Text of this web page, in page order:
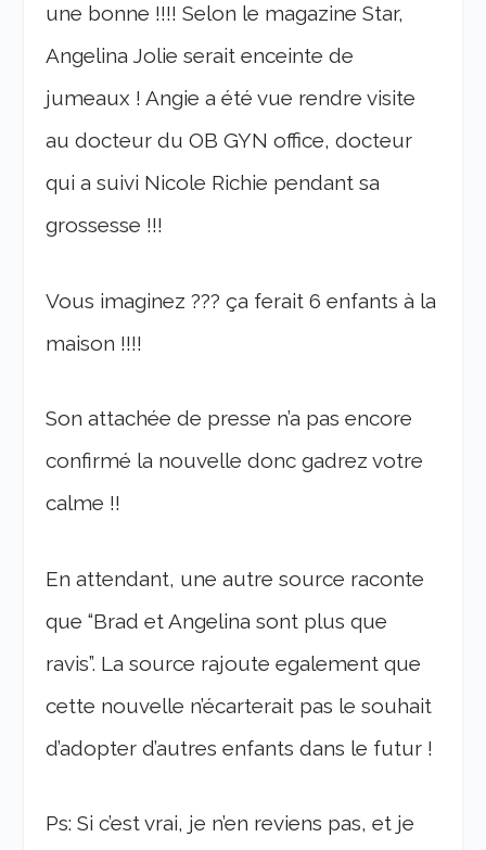
une bonne !!!! Selon le magazine Star,
Angelina Jolie serait enceinte de
jumeaux ! Angie a été vue rendre visite
au docteur du OB GYN office, docteur
qui a suivi Nicole Richie pendant sa
grossesse !!!
Vous imaginez ??? ça ferait 6 enfants à la
maison !!!!
Son attachée de presse n’a pas encore
confirmé la nouvelle donc gadrez votre
calme !!
En attendant, une autre source raconte
que “Brad et Angelina sont plus que
ravis”. La source rajoute egalement que
cette nouvelle n’écarterait pas le souhait
d’adopter d’autres enfants dans le futur !
Ps: Si c’est vrai, je n’en reviens pas, et je